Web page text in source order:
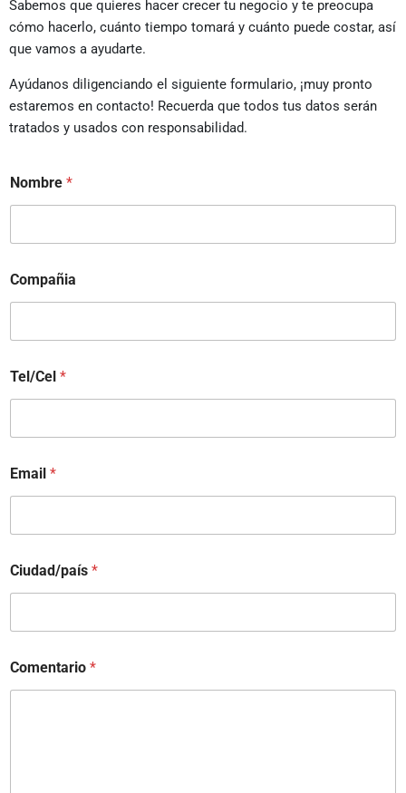
Sabemos que quieres hacer crecer tu negocio y te preocupa
cómo hacerlo, cuánto tiempo tomará y cuánto puede costar, así
que vamos a ayudarte.
Ayúdanos diligenciando el siguiente formulario, ¡muy pronto
estaremos en contacto! Recuerda que todos tus datos serán
tratados y usados con responsabilidad.
Nombre *
Compañia
Tel/Cel *
Email *
Ciudad/país *
Comentario *